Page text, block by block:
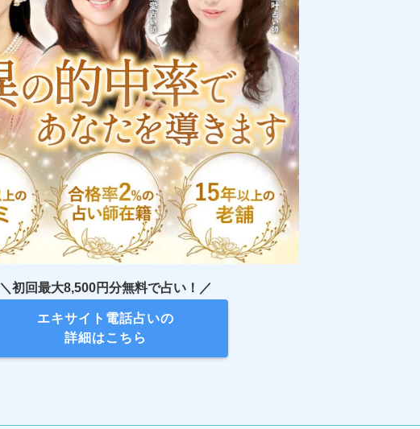
＼初回最大8,500円分無料で占い！／
エキサイト電話占いの
詳細はこちら